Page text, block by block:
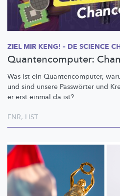
ZIEL MIR KENG! – DE SCIENCE
Quantencomputer:
Was ist ein Quantencomputer,
und sind unsere Passwörter und
er erst einmal da ist?
FNR, LIST